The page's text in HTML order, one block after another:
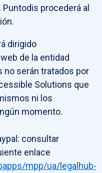
procederá al
dirigido
de la entidad
no serán tratados por
Solutions que
ni los
momento.
consultar
enlace
mpp/ua/legalhub-